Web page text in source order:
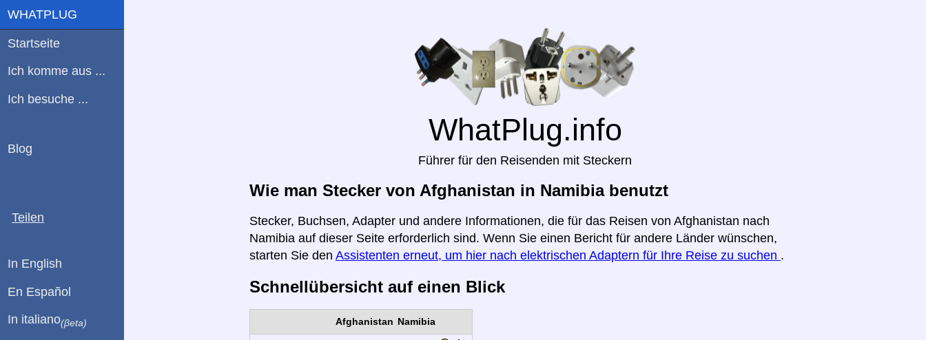
WhatPlug.info
Führer für den Reisenden mit Steckern
Wie man Stecker von Afghanistan in Namibia benutzt
Stecker, Buchsen, Adapter und andere Informationen, die für das Reisen von Afghanistan nach
Namibia auf dieser Seite erforderlich sind. Wenn Sie einen Bericht für andere Länder wünschen,
starten Sie den Assistenten erneut, um hier nach elektrischen Adaptern für Ihre Reise zu suchen .
Schnellübersicht auf einen Blick
Afghanistan Namibia
WHATPLUG
Startseite
Ich komme aus ...
Ich besuche ...
Blog
Teilen
In English
En Español
In italiano(βeta)